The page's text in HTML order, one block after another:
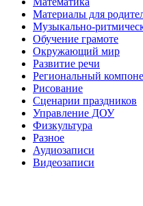
Материалы для
Музыкально-
Обучение грамоте
Окружающий мир
Развитие речи
Региональный
Рисование
Сценарии праздников
Управление ДОУ
Физкультура
Разное
Аудиозаписи
Видеозаписи